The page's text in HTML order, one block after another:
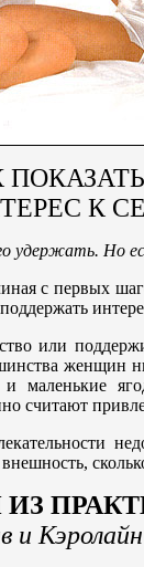
ПОКАЗАТЬ
К
Но
первых
или
женщин
маленькие
считают
и Кэролайн